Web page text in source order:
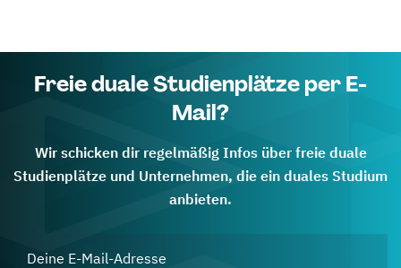
Freie duale Studienplätze per E-
Mail?
Wir schicken dir regelmäßig Infos über freie duale
Studienplätze und Unternehmen, die ein duales Studium
anbieten.
Deine E-Mail-Adresse